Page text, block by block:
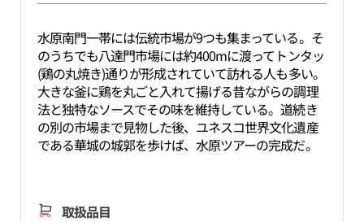
水原南門一帯には伝統市場が9つも集まっている。そ
のうちでも八達門市場には約400mに渡ってトンタッ
(鶏の丸焼き)通りが形成されていて訪れる人も多い。
大きな釜に鶏を丸ごと入れて揚げる昔ながらの調理
法と独特なソースでその味を維持している。道続き
の別の市場まで見物した後、ユネスコ世界文化遺産
である華城の城郭を歩けば、水原ツアーの完成だ。
取扱品目